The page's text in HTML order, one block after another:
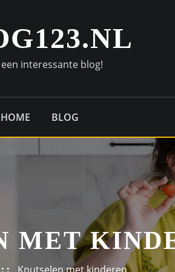
interessante blog!
HOME BLOG
MET